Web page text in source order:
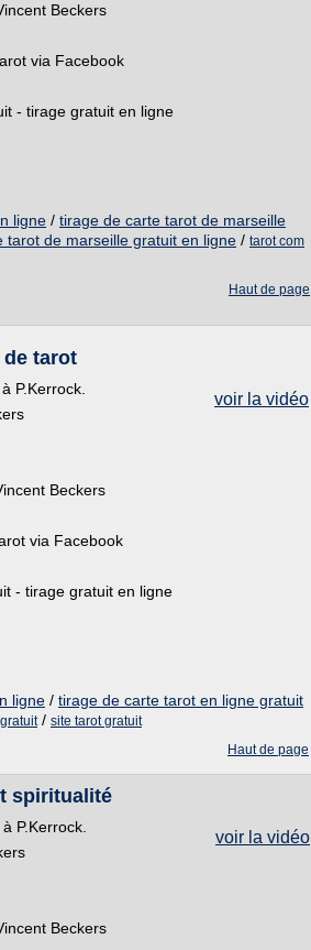
Beckers
via Facebook
- tirage gratuit en ligne
ligne / tirage de carte tarot de marseille
tarot de marseille gratuit en ligne / tarot com
Haut de page
tarot
voir la vidéo
P.Kerrock.
Beckers
via Facebook
- tirage gratuit en ligne
ligne / tirage de carte tarot en ligne gratuit
/ site tarot gratuit
Haut de page
spiritualité
voir la vidéo
P.Kerrock.
Beckers